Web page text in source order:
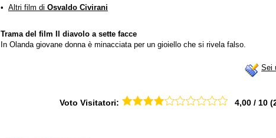
• Altri film di Osvaldo Civirani
Trama del film Il diavolo a sette facce
In Olanda giovane donna è minacciata per un gioiello che si rivela falso.
Sei
Voto Visitatori: 4,00 / 10